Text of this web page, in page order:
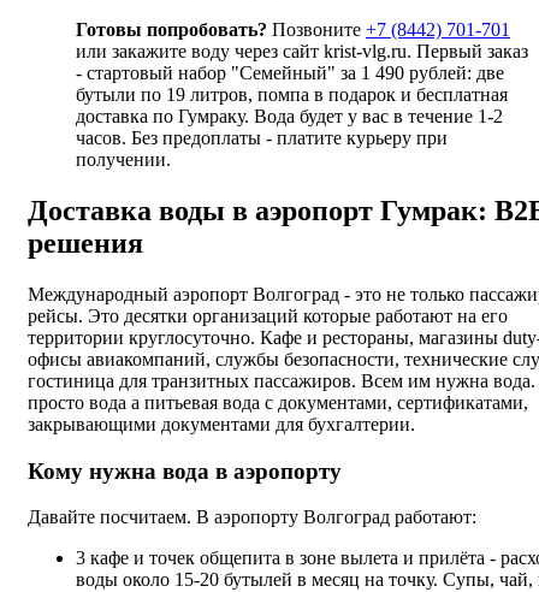
Готовы попробовать? Позвоните +7 (8442) 701-701
или закажите воду через сайт krist-vlg.ru. Первый заказ
- стартовый набор "Семейный" за 1 490 рублей: две
бутыли по 19 литров, помпа в подарок и бесплатная
доставка по Гумраку. Вода будет у вас в течение 1-2
часов. Без предоплаты - платите курьеру при
получении.
Доставка воды в аэропорт Гумрак:
решения
Международный аэропорт Волгоград - это не только
рейсы. Это десятки организаций которые работают на его
территории круглосуточно. Кафе и рестораны, магазины
офисы авиакомпаний, службы безопасности, технические
гостиница для транзитных пассажиров. Всем им нужна
просто вода а питьевая вода с документами, сертификатами,
закрывающими документами для бухгалтерии.
Кому нужна вода в аэропорту
Давайте посчитаем. В аэропорту Волгоград работают:
3 кафе и точек общепита в зоне вылета и прилёта -
воды около 15-20 бутылей в месяц на точку. Супы, чай,